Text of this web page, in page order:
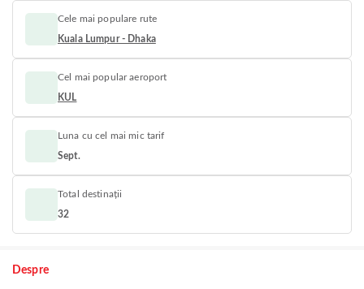
Cele mai populare rute
Kuala Lumpur - Dhaka
Cel mai popular aeroport
KUL
Luna cu cel mai mic tarif
Sept.
Total destinații
32
Despre